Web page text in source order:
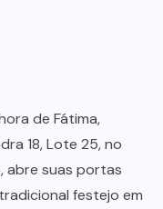
de Fátima,
18, Lote 25, no
abre suas portas
festejo em